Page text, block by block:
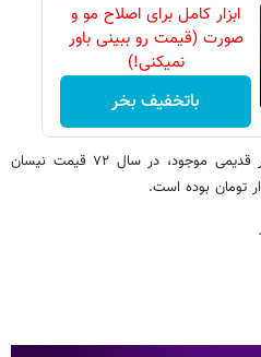
ابزار کامل برای اصلاح مو و
صورت (قیمت رو ببینی باور
نمیکنی!)
باتخفیف بخر
جالب است بدانید که براساس تصاویر قدیمی موجود، در سال ۷۲ قیمت نیسان